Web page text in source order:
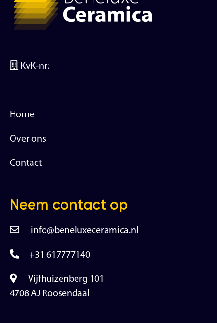
KvK-nr:
Home
Over ons
Contact
Neem contact op
info@beneluxeceramica.nl
+31 617777140
Vijfhuizenberg 101
4708 AJ Roosendaal